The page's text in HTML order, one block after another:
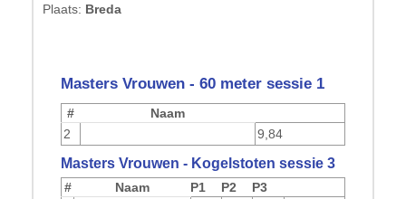
Plaats: Breda
Masters Vrouwen - 60 meter sessie 1
#
Naam
2
9,84
Masters Vrouwen - Kogelstoten sessie 3
# Naam P1 P2
P3